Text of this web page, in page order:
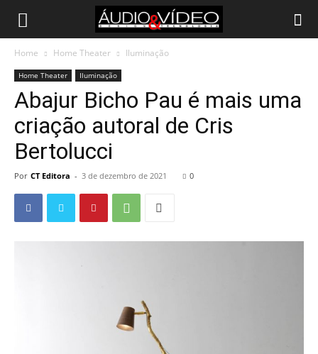
Home Home Theater Iluminação
Home Theater Iluminação
Abajur Bicho Pau é mais uma
criação autoral de Cris
Bertolucci
Por CT Editora - 3 de dezembro de 2021 0